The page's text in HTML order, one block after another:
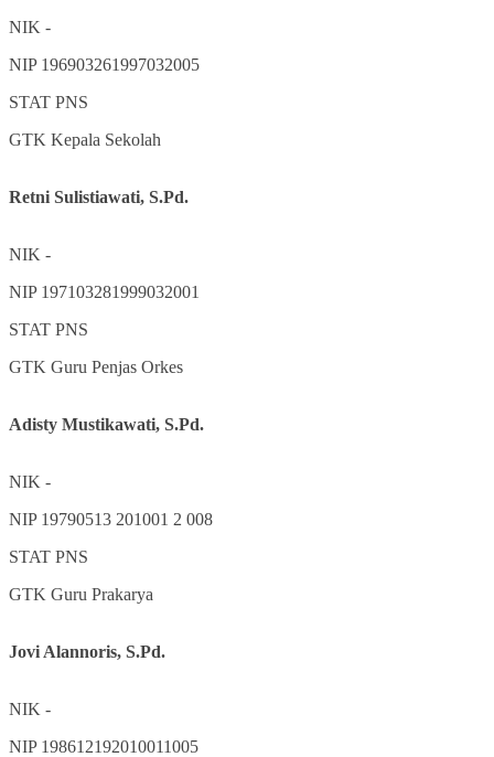
NIK -
NIP 196903261997032005
STAT PNS
GTK Kepala Sekolah
Retni Sulistiawati, S.Pd.
NIK -
NIP 197103281999032001
STAT PNS
GTK Guru Penjas Orkes
Adisty Mustikawati, S.Pd.
NIK -
NIP 19790513 201001 2 008
STAT PNS
GTK Guru Prakarya
Jovi Alannoris, S.Pd.
NIK -
NIP 198612192010011005